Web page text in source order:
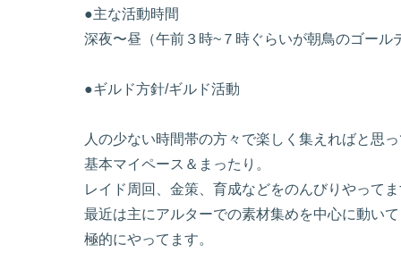
●主な活動時間
深夜〜昼（午前３時~７時ぐらいが朝鳥のゴール
●ギルド方針/ギルド活動
人の少ない時間帯の方々で楽しく集えればと思
基本マイペース＆まったり。
レイド周回、金策、育成などをのんびりやって
最近は主にアルターでの素材集めを中心に動い
極的にやってます。